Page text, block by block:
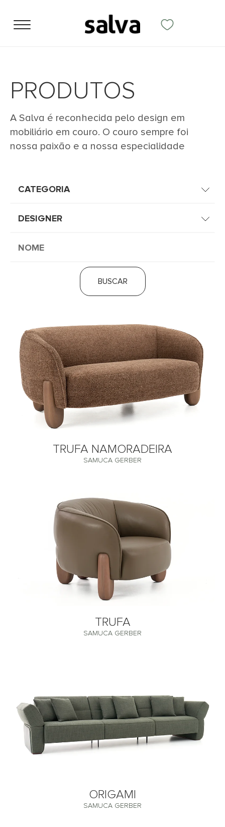
PRODUTOS
A Salva é reconhecida pelo design em
mobiliário em couro. O couro sempre foi
nossa paixão e a nossa especialidade
BUSCAR
TRUFA NAMORADEIRA
SAMUCA GERBER
TRUFA
SAMUCA GERBER
ORIGAMI
SAMUCA GERBER